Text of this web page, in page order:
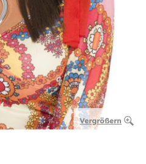
Vergrößern